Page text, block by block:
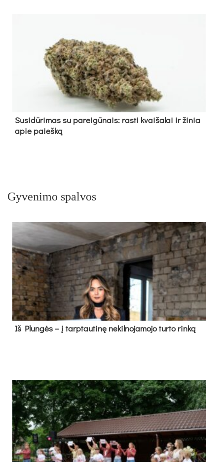
Su­si­dū­ri­mas su pa­rei­gū­nais: ras­ti kvai­ša­lai ir ži­nia
apie paieš­ką
Gyvenimo spalvos
Iš Plungės – į tarptautinę nekilnojamojo turto rinką